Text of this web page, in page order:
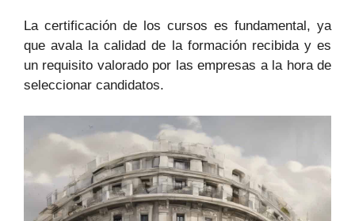
La certificación de los⁤ cursos es ‍fundamental, ⁣ya
que avala la calidad de la formación ‌recibida⁣ y es
un requisito valorado por las empresas a la ⁢hora ‍de
seleccionar‍ candidatos.